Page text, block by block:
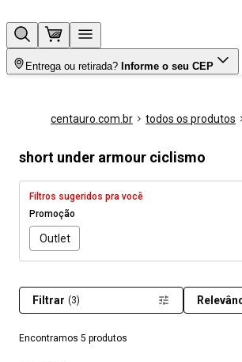
Entrega ou retirada? Informe o seu CEP
centauro.com.br todos os produtos
short under armour ciclismo
Filtros sugeridos pra você
Promoção
Outlet
Encontramos 5 produtos
Filtrar (3)